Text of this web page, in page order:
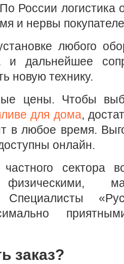
России логистика
и нервы
любого
и дальнейшее
новую технику.
цены. Чтобы
для дома,
в любое время.
онлайн.
частного сектора
физическими,
заказ?